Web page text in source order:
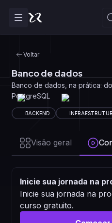
Voltar
Banco de dados
Banco de dados, na prática:
PostgreSQL
BACKEND
Visão geral
Inicie sua jornada na
Inicie sua jornada na
curso gratuito.